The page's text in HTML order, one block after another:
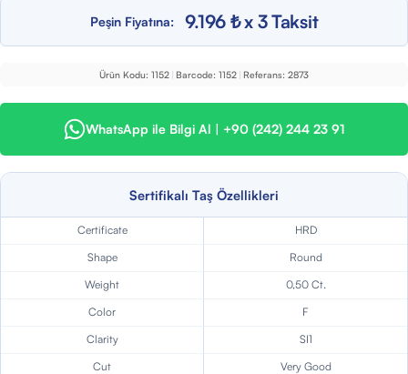
Peşin Fiyatına: 9.196 ₺ x 3 Taksit
Ürün Kodu: 1152 | Barcode: 1152 | Referans: 2873
WhatsApp ile Bilgi Al | +90 (242) 244 23 91
Sertifikalı Taş Özellikleri
Certificate
HRD
Shape
Round
Weight
0,50 Ct.
Color
F
Clarity
SI1
Cut
Very Good